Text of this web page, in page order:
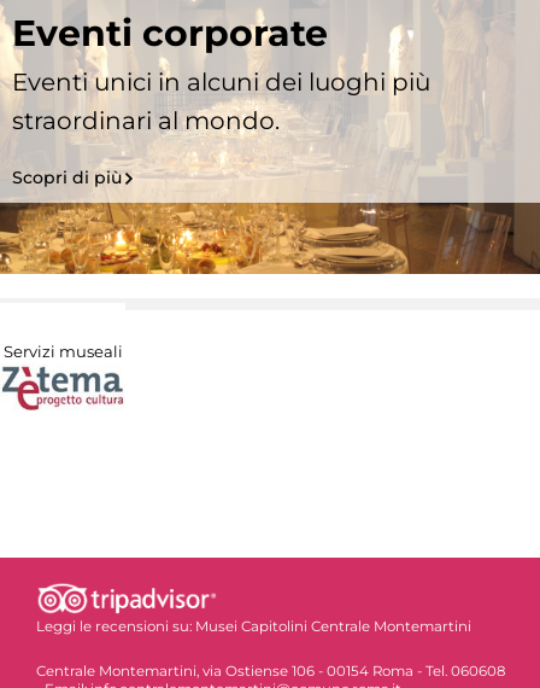
Eventi corporate
Eventi unici in alcuni dei luoghi più
straordinari al mondo.
Scopri di più
Servizi museali
Leggi le recensioni su: Musei Capitolini Centrale Montemartini
Centrale Montemartini, via Ostiense 106 - 00154 Roma - Tel. 060608